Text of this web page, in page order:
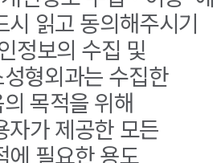
시 읽고 동의해주시기
정보의 수집 및
형외과는 수집한
목적을 위해
자가 제공한 모든
에 필요한 용도